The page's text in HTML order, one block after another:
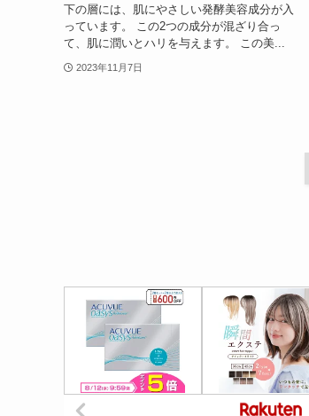
下の層には、肌にやさしい発酵美容成分が入
っています。 この2つの成分が混ざり合っ
て、肌に潤いとハリを与えます。 この美...
2023年11月7日